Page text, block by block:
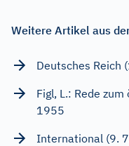
Weitere Artikel aus
Deutsches Reich
Figl, L.: Rede
1955
International (9.